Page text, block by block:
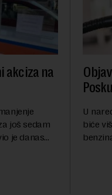
akciza na
još sedam
je danas
U
biće